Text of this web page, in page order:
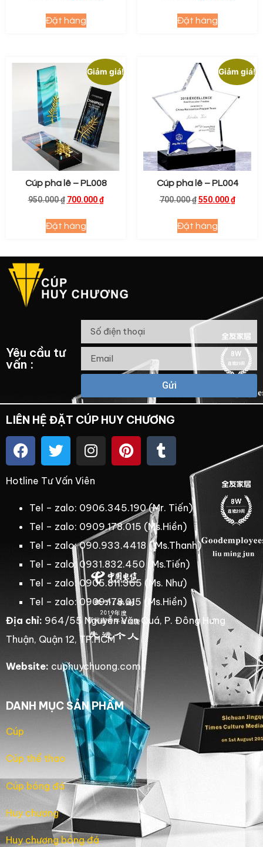
Đặt hàng Đặt hàng
Giảm giá!
Cúp pha lê – PL008
950.000₫ 700.000₫
Đặt hàng
Giảm giá!
Cúp pha lê – PL004
700.000₫ 550.000₫
Đặt hàng
Yêu cầu tư
vấn :
Gửi
LIÊN HỆ ĐẶT CÚP HUY CHƯƠNG
Hotline Tư Vấn Viên
Tel – zalo: 0906.345.190 (Mr. Tiến)
Tel – zalo: 0909.178.015 (Ms.Hiền)
Tel – zalo: 090.933.4418 ( Ms.Thanh)
Tel – zalo: 0931.832.450 (Ms.Tiến)
Tel – zalo: 0906.811.365 (Ms. Như)
Tel – zalo: 0909.178.015 (Ms.Hiền)
Địa chỉ: 964/55 Nguyễn Văn Quá, P. Đông Hưng
Thuận, Quận 12, TP.HCM
Website: cuphuychuong.com
DANH MỤC SẢN PHẨM
Cúp
Cúp thể thao
Cúp bóng đá
Huy chương
Huy chương bóng đá